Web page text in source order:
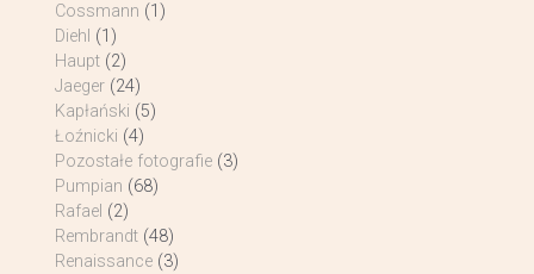
Cossmann (1)
Diehl (1)
Haupt (2)
Jaeger (24)
Kapłański (5)
Łoźnicki (4)
Pozostałe fotografie (3)
Pumpian (68)
Rafael (2)
Rembrandt (48)
Renaissance (3)